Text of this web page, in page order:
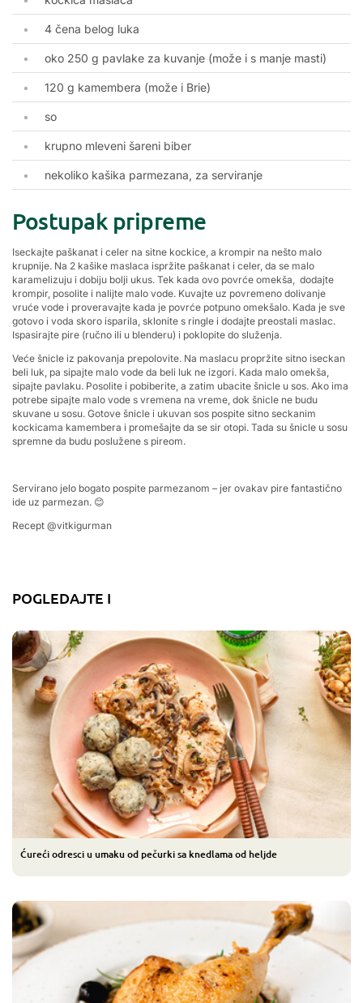
4 čena belog luka
oko 250 g pavlake za kuvanje (može i s manje masti)
120 g kamembera (može i Brie)
so
krupno mleveni šareni biber
nekoliko kašika parmezana, za serviranje
Postupak pripreme
Iseckajte paškanat i celer na sitne kockice, a krompir na nešto malo
krupnije. Na 2 kašike maslaca ispržite paškanat i celer, da se malo
karamelizuju i dobiju bolji ukus. Tek kada ovo povrće omekša, dodajte
krompir, posolite i nalijte malo vode. Kuvajte uz povremeno dolivanje
vruće vode i proveravajte kada je povrće potpuno omekšalo. Kada je sve
gotovo i voda skoro isparila, sklonite s ringle i dodajte preostali maslac.
Ispasirajte pire (ručno ili u blenderu) i poklopite do služenja.
Veće šnicle iz pakovanja prepolovite. Na maslacu propržite sitno iseckan
beli luk, pa sipajte malo vode da beli luk ne izgori. Kada malo omekša,
sipajte pavlaku. Posolite i pobiberite, a zatim ubacite šnicle u sos. Ako ima
potrebe sipajte malo vode s vremena na vreme, dok šnicle ne budu
skuvane u sosu. Gotove šnicle i ukuvan sos pospite sitno seckanim
kockicama kamembera i promešajte da se sir otopi. Tada su šnicle u sosu
spremne da budu poslužene s pireom.
Servirano jelo bogato pospite parmezanom – jer ovakav pire fantastično
ide uz parmezan. 😊
Recept @vitkigurman
POGLEDAJTE I
Ćureći odresci u umaku od pečurki sa knedlama od heljde